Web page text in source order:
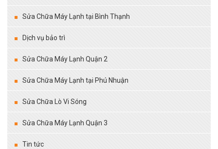
Sửa Chữa Máy Lạnh tại Bình Thạnh
Dịch vụ bảo trì
Sửa Chữa Máy Lạnh Quận 2
Sửa Chữa Máy Lạnh tại Phú Nhuận
Sửa Chữa Lò Vi Sóng
Sửa Chữa Máy Lạnh Quận 3
Tin tức